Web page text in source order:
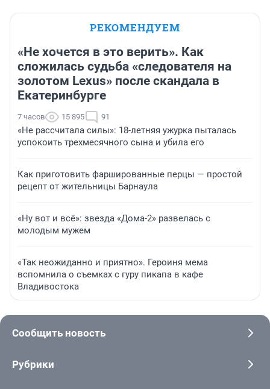
РЕКОМЕНДУЕМ
«Не хочется в это верить». Как
сложилась судьба «следователя на
золотом Lexus» после скандала в
Екатеринбурге
7 часов 15 895 91
«Не рассчитала силы»: 18-летняя ужурка пыталась
успокоить трехмесячного сына и убила его
Как приготовить фаршированные перцы — простой
рецепт от жительницы Барнаула
«Ну вот и всё»: звезда «Дома-2» развелась с
молодым мужем
«Так неожиданно и приятно». Героиня мема
вспомнила о съемках с гуру пикапа в кафе
Владивостока
Сообщить новость
Рубрики